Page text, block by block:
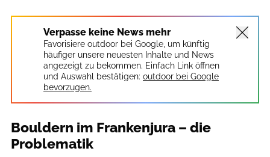
Verpasse keine News mehr
Favorisiere outdoor bei Google, um künftig
häufiger unsere neuesten Inhalte und News
angezeigt zu bekommen. Einfach Link öffnen
und Auswahl bestätigen: outdoor bei Google
bevorzugen.
Bouldern im Frankenjura – die
Problematik